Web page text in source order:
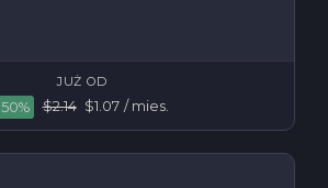
JUŻ OD
50% $2.14 $1.07 / mies.